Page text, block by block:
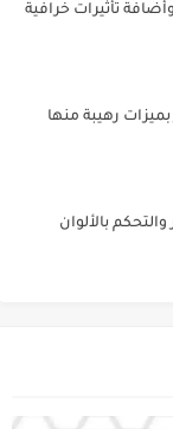
تأثيرات خرافية
رهيبة منها
بالألوان